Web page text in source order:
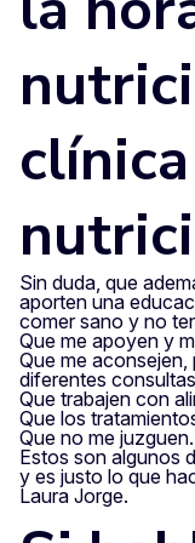
Sin duda, que
aporten una
comer sano y no
Que me apoyen y
Que me aconsejen,
diferentes
Que trabajen con
Que los
Que no me juzguen.
Estos son algunos
y es justo lo que
Laura Jorge.